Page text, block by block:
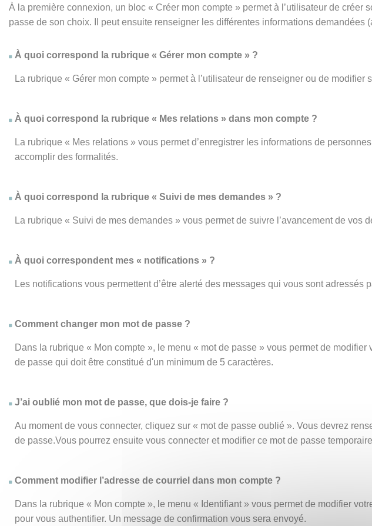
À la première connexion, un bloc « Créer mon compte » permet à l’utilisateur de
passe de son choix. Il peut ensuite renseigner les différentes informations demandées
À quoi correspond la rubrique « Gérer mon compte » ?
La rubrique « Gérer mon compte » permet à l’utilisateur de renseigner ou de modifier
À quoi correspond la rubrique « Mes relations » dans mon compte ?
La rubrique « Mes relations » vous permet d’enregistrer les informations de
accomplir des formalités.
À quoi correspond la rubrique « Suivi de mes demandes » ?
La rubrique « Suivi de mes demandes » vous permet de suivre l’avancement de vos
À quoi correspondent mes « notifications » ?
Les notifications vous permettent d’être alerté des messages qui vous sont adressés
Comment changer mon mot de passe ?
Dans la rubrique « Mon compte », le menu « mot de passe » vous permet de
de passe qui doit être constitué d'un minimum de 5 caractères.
J’ai oublié mon mot de passe, que dois-je faire ?
Au moment de vous connecter, cliquez sur « mot de passe oublié ». Vous devrez
de passe.Vous pourrez ensuite vous connecter et modifier ce mot de passe
Comment modifier l’adresse de courriel dans mon compte ?
Dans la rubrique « Mon compte », le menu « Identifiant » vous permet de modifier
pour vous authentifier. Un message de confirmation vous sera envoyé.